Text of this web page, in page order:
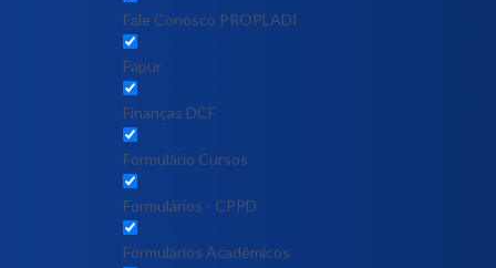
Fale Conosco PROPLADI
Fapur
Finanças DCF
Formulário Cursos
Formulários - CPPD
Formulários Acadêmicos